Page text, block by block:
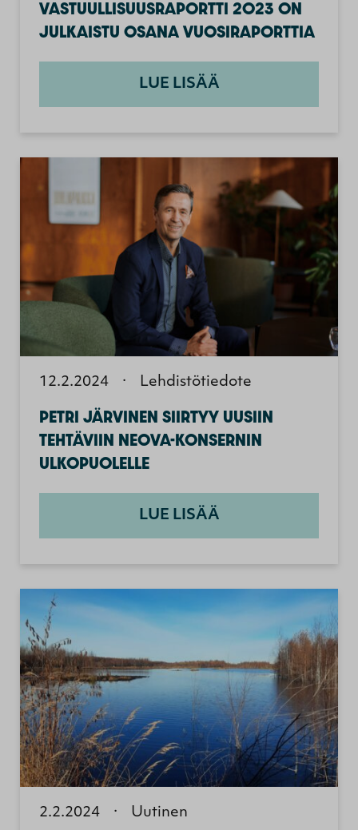
VASTUULLISUUSRAPORTTI 2023 ON
JULKAISTU OSANA VUOSIRAPORTTIA
LUE LISÄÄ
12.2.2024 · Lehdistötiedote
PETRI JÄRVINEN SIIRTYY UUSIIN
TEHTÄVIIN NEOVA-KONSERNIN
ULKOPUOLELLE
LUE LISÄÄ
2.2.2024 · Uutinen